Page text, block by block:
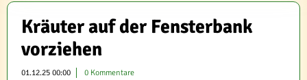
Kräuter auf der Fensterbank
vorziehen
01.12.25 00:00 0 Kommentare